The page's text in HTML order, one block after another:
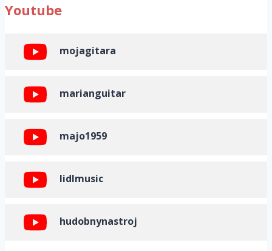
Youtube
mojagitara
marianguitar
majo1959
lidlmusic
hudobnynastroj